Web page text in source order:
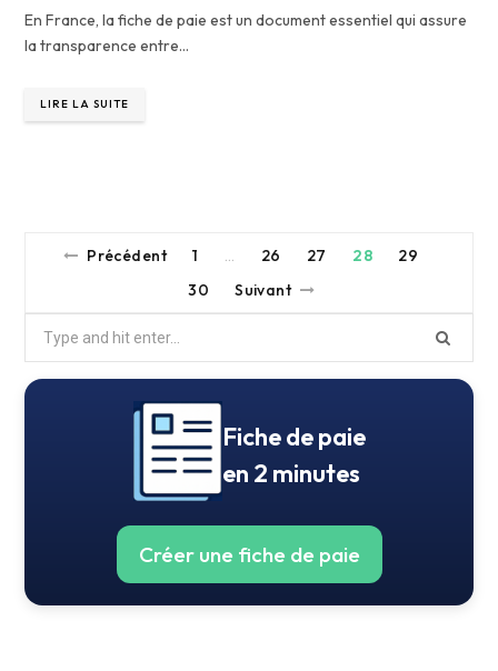
En France, la fiche de paie est un document essentiel qui assure
la transparence entre…
LIRE LA SUITE
Précédent 1 … 26 27 28
29
30
Suivant
Search
Fiche de paie
en 2 minutes
Créer une fiche de paie